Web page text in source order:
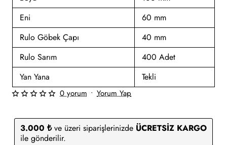
Eni
60 mm
Rulo Göbek Çapı
40 mm
Rulo Sarım
400 Adet
Yan Yana
Tekli
3.000 ₺ve üzeri siparişlerinizde ÜCRETSİZ KARGO
ile gönderilir.
0 yorum • Yorum Yap